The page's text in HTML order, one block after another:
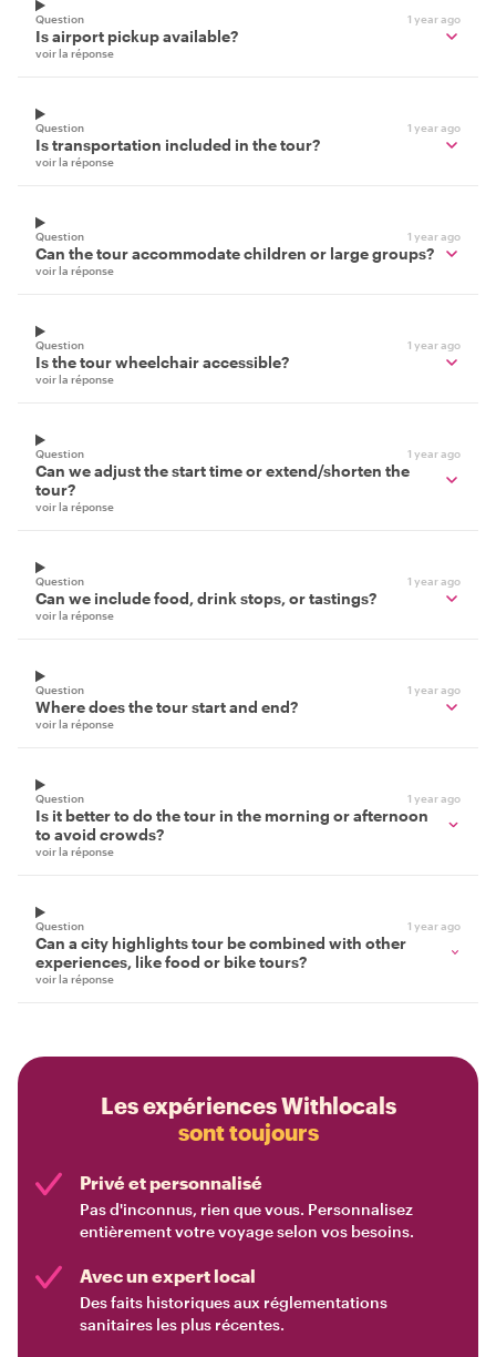
Question 1 year ago
Is airport pickup available?
voir la réponse
Question 1 year ago
Is transportation included in the tour?
voir la réponse
Question 1 year ago
Can the tour accommodate children or large groups?
voir la réponse
Question 1 year ago
Is the tour wheelchair accessible?
voir la réponse
Question 1 year ago
Can we adjust the start time or extend/shorten the
tour?
voir la réponse
Question 1 year ago
Can we include food, drink stops, or tastings?
voir la réponse
Question 1 year ago
Where does the tour start and end?
voir la réponse
Question 1 year ago
Is it better to do the tour in the morning or afternoon
to avoid crowds?
voir la réponse
Question 1 year ago
Can a city highlights tour be combined with other
experiences, like food or bike tours?
voir la réponse
Les expériences Withlocals
sont toujours
Privé et personnalisé
Pas d'inconnus, rien que vous. Personnalisez
entièrement votre voyage selon vos besoins.
Avec un expert local
Des faits historiques aux réglementations
sanitaires les plus récentes.